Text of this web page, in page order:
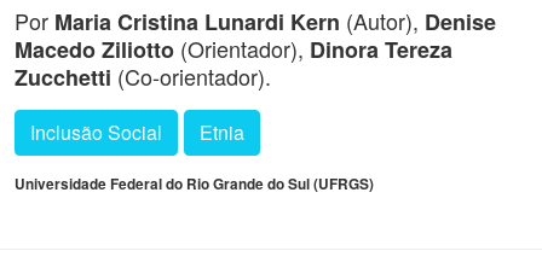
Por Maria Cristina Lunardi Kern (Autor), Denise
Macedo Ziliotto (Orientador), Dinora Tereza
Zucchetti (Co-orientador).
Inclusão Social Etnia
Universidade Federal do Rio Grande do Sul (UFRGS)